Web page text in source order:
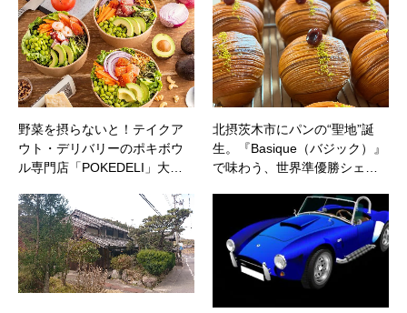
野菜を摂らないと！テイクア
ウト・デリバリーのポキボウ
ル専門店「POKEDELI」大…
北摂茨木市にパンの“聖地”誕
生。『Basique（バジック）』
で味わう、世界準優勝シェ…